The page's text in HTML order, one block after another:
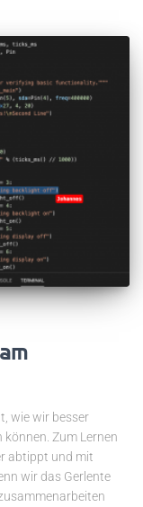
wie wir besser
Zum Lernen
abtippt und mit
wir das Gerlente